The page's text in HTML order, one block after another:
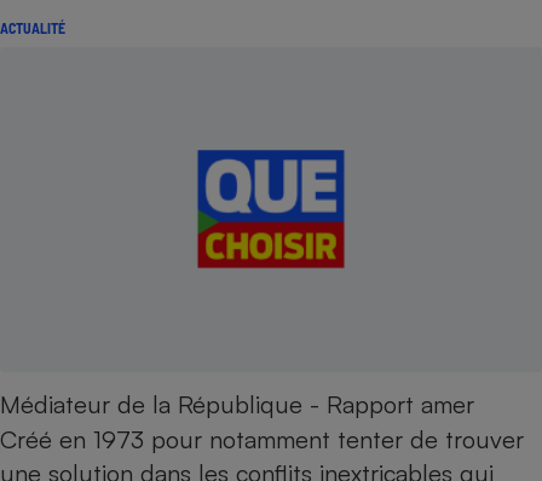
ACTUALITÉ
Médiateur de la République - Rapport amer
Créé en 1973 pour notamment tenter de trouver
une solution dans les conflits inextricables qui